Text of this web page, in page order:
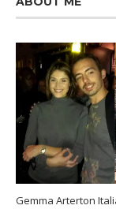
Gemma Arterton